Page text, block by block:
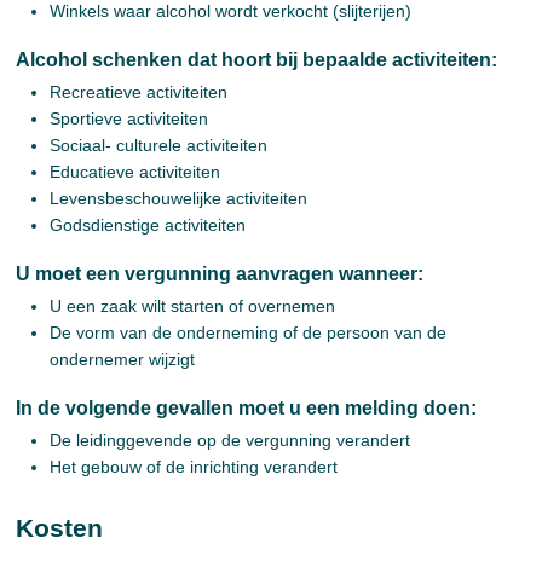
Winkels waar alcohol wordt verkocht (slijterijen)
Alcohol schenken dat hoort bij bepaalde activiteiten:
Recreatieve activiteiten
Sportieve activiteiten
Sociaal- culturele activiteiten
Educatieve activiteiten
Levensbeschouwelijke activiteiten
Godsdienstige activiteiten
U moet een vergunning aanvragen wanneer:
U een zaak wilt starten of overnemen
De vorm van de onderneming of de persoon van de
ondernemer wijzigt
In de volgende gevallen moet u een melding doen:
De leidinggevende op de vergunning verandert
Het gebouw of de inrichting verandert
Kosten